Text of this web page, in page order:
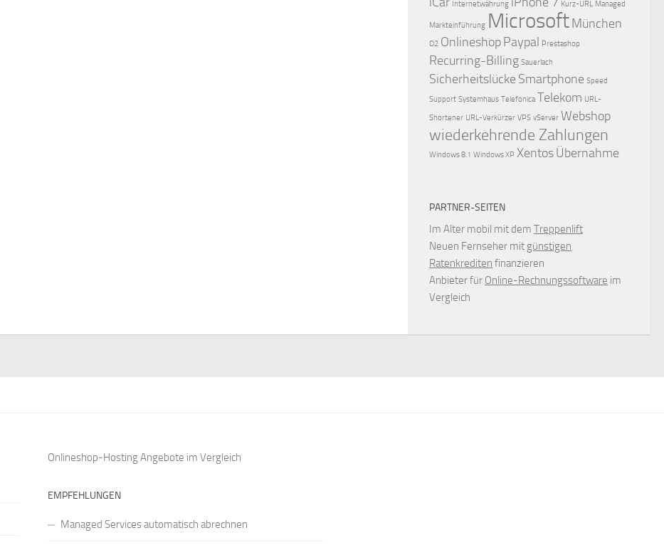
Internetwährung Kurz-URL Managed
Markteinführung Microsoft München
O2 Onlineshop Paypal Prestashop
Recurring-Billing Sauerlach
Sicherheitslücke Smartphone Speed
Support Systemhaus Telefonica Telekom URL-
Shortener URL-Verkürzer VPS vServer Webshop
wiederkehrende Zahlungen
Windows 8.1 Windows XP XentosÜbernahme
PARTNER-SEITEN
Im Alter mobil mit dem Treppenlift
Neuen Fernseher mit günstigen
Ratenkrediten finanzieren
Anbieter für Online-Rechnungssoftware im
Vergleich
Onlineshop-Hosting Angebote im Vergleich
EMPFEHLUNGEN
Managed Services automatisch abrechnen